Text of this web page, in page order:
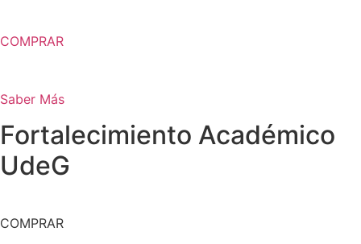
COMPRAR
Saber Más
Fortalecimiento Académico
UdeG
COMPRAR